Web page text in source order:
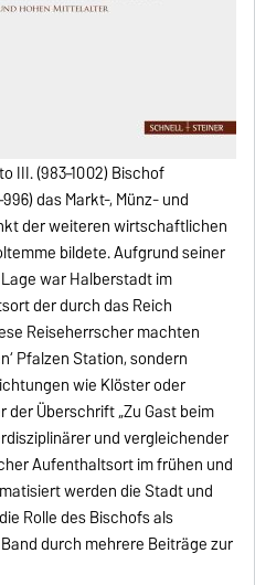
III. (983–1002) Bischof
das Markt-, Münz- und
der weiteren wirtschaftlichen
bildete. Aufgrund seiner
war Halberstadt im
der durch das Reich
Reiseherrscher machten
Pfalzen Station, sondern
wie Klöster oder
Überschrift „Zu Gast beim
und vergleichender
Aufenthaltsort im frühen und
werden die Stadt und
Rolle des Bischofs als
durch mehrere Beiträge zur